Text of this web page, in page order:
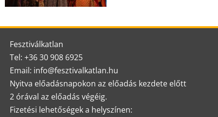
Fesztiválkatlan
Tel: +36 30 908 6925
Email: info@fesztivalkatlan.hu
Nyitva előadásnapokon az előadás kezdete előtt
2 órával az előadás végéig.
Fizetési lehetőségek a helyszínen: